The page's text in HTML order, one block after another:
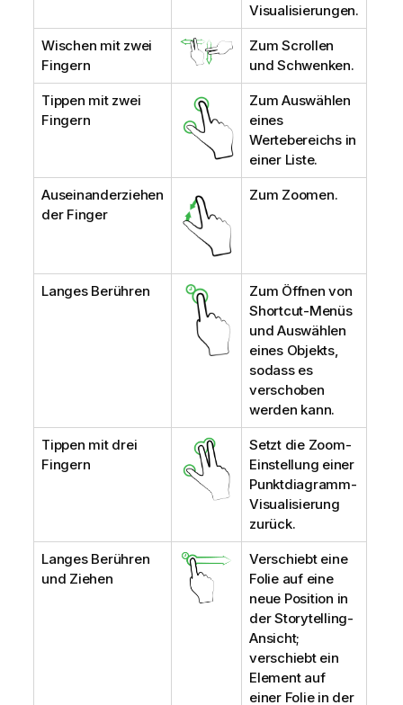
Visualisierungen.
Wischen mit zwei
Fingern
Zum Scrollen
und Schwenken.
Tippen mit zwei
Fingern
Zum Auswählen
eines
Wertebereichs in
einer Liste.
Auseinanderziehen
der Finger
Zum Zoomen.
Langes Berühren
Zum Öffnen von
Shortcut-Menüs
und Auswählen
eines Objekts,
sodass es
verschoben
werden kann.
Tippen mit drei
Fingern
Setzt die Zoom-
Einstellung einer
Punktdiagramm-
Visualisierung
zurück.
Langes Berühren
und Ziehen
Verschiebt eine
Folie auf eine
neue Position in
der Storytelling-
Ansicht;
verschiebt ein
Element auf
einer Folie in der